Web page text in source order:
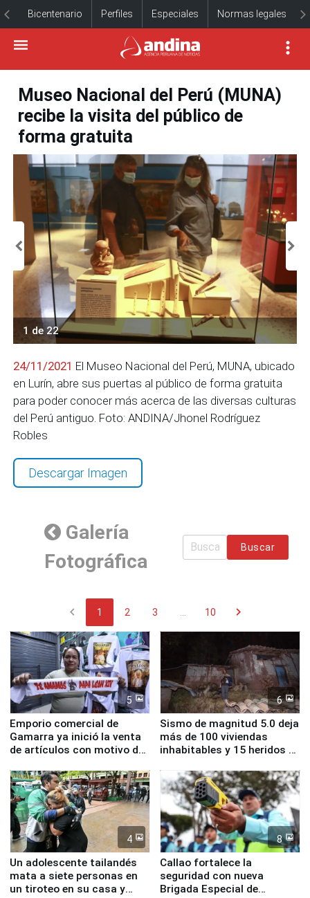
Bicentenario Perfiles Especiales Normas legales
Museo Nacional del Perú (MUNA)
recibe la visita del público de
forma gratuita
1 de 22
24/11/2021 El Museo Nacional del Perú, MUNA, ubicado
en Lurín, abre sus puertas al público de forma gratuita
para poder conocer más acerca de las diversas culturas
del Perú antiguo. Foto: ANDINA/Jhonel Rodríguez
Robles
Descargar Imagen
Galería
Fotográfica
Buscar
chevron_left 1 2 3 10 chevron_right
5
Emporio comercial de
Gamarra ya inició la venta
de artículos con motivo de
6
Sismo de magnitud 5.0 deja
más de 100 viviendas
inhabitables y 15 heridos en
4
Un adolescente tailandés
mata a siete personas en
un tiroteo en su casa y
8
Callao fortalece la
seguridad con nueva
Brigada Especial de